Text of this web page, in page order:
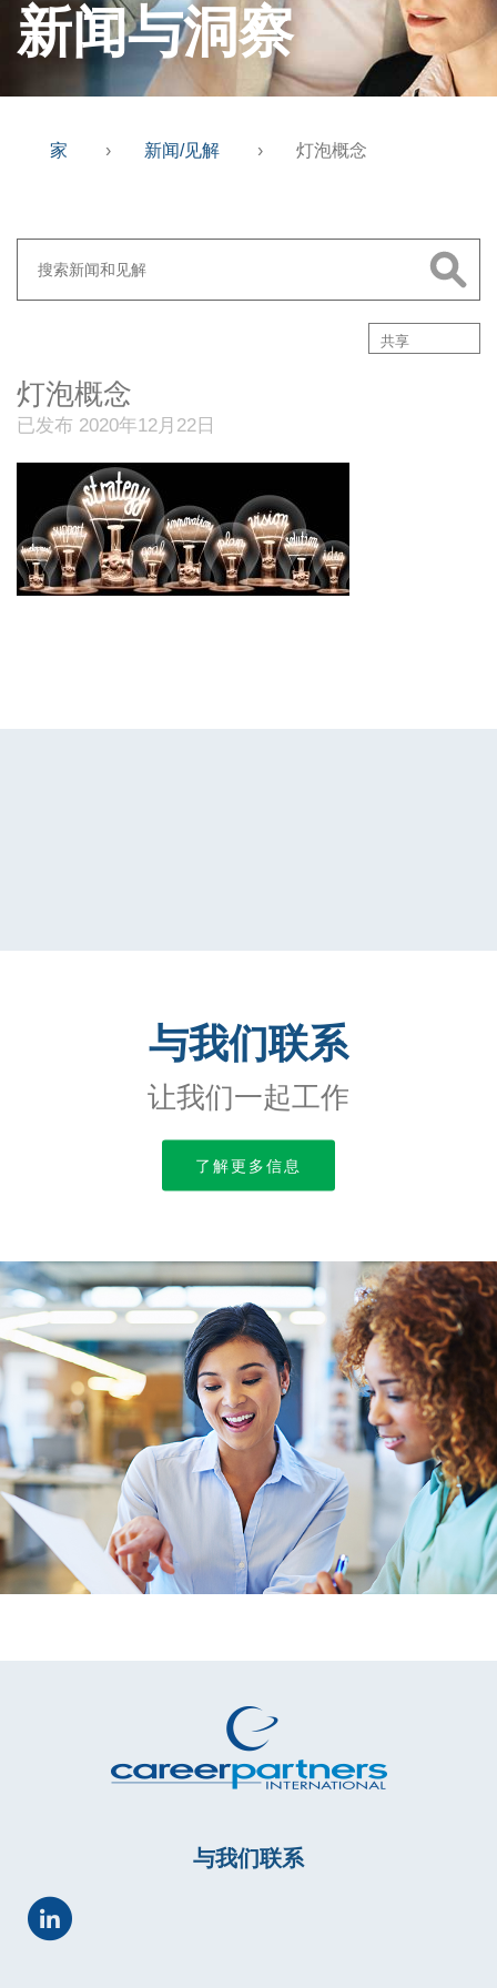
新闻与洞察
家 › 新闻/见解 › 灯泡概念
共享
灯泡概念
已发布 2020年12月22日
与我们联系
让我们一起工作
了解更多信息
与我们联系